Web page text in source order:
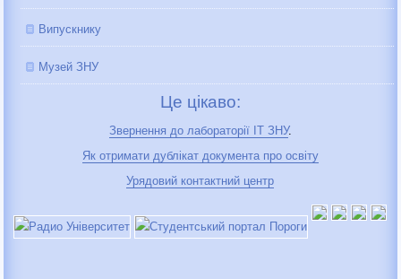
Випускнику
Музей ЗНУ
Це цікаво:
Звернення до лабораторії IT ЗНУ.
Як отримати дублікат документа про освіту
Урядовий контактний центр